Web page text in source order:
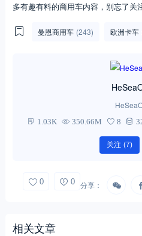
多有趣有料的商用车内容，别忘了关
曼恩商用车 (243) 欧洲卡车
1.03K 350.66M 8
关注 (7)
0 0 分享：
相关文章